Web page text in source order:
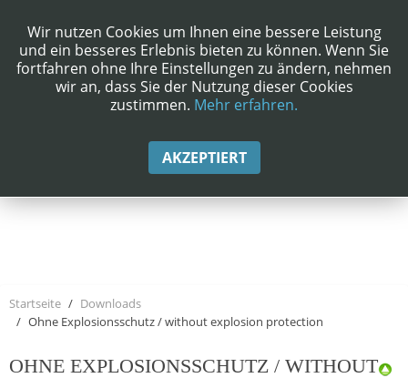
Startseite
Downloads
Ohne Explosionsschutz / without explosion protection
OHNE EXPLOSIONSSCHUTZ / WITHOUT
Wir nutzen Cookies um Ihnen eine bessere Leistung
und ein besseres Erlebnis bieten zu können. Wenn Sie
fortfahren ohne Ihre Einstellungen zu ändern, nehmen
wir an, dass Sie der Nutzung dieser Cookies
zustimmen. Mehr erfahren.
AKZEPTIERT